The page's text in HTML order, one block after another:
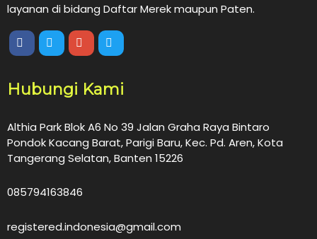
layanan di bidang Daftar Merek maupun Paten.
Hubungi Kami
Althia Park Blok A6 No 39 Jalan Graha Raya Bintaro
Pondok Kacang Barat, Parigi Baru, Kec. Pd. Aren, Kota
Tangerang Selatan, Banten 15226
085794163846
registered.indonesia@gmail.com